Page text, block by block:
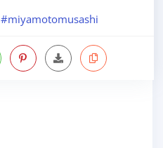
#miyamotomusashi